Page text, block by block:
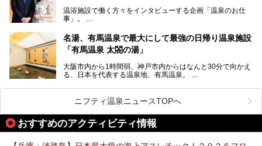
湯です。そのお湯をリーズナブルに体験できる健康ランドや
スーパー銭湯があったら……。今回はそんな希望に沿う施設
きます！
温浴施設で働く方々をインタビューする企画「温泉のお仕
事」。
ング西日本1位、2年連続「ベストオブ宿泊賞」に輝いた
「神戸みなと温泉 蓮」の魅力に迫りました！
名湯、有馬温泉で最大にして最強の日帰り温泉施設
「有馬温泉 太閤の湯」
大阪市内から1時間弱、神戸市内からはなんと30分で向かえ
る、日本を代表する温泉地、有馬温泉。
有名な「金泉」と「銀泉」に加え、人工のの炭酸泉まで楽し
める、ある意味「最強」ともいえる施設です。
今回は自慢のお湯をメインにその魅力の数々を紹介します！
ニフティ温泉ニュースTOPへ
おすすめのアクティビティ情報